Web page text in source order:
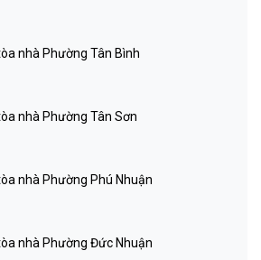
nhà Phường Tân Bình
nhà Phường Tân Sơn
nhà Phường Phú Nhuận
nhà Phường Đức Nhuận